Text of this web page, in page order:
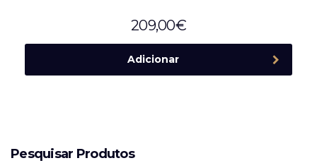
209,00€
Adicionar
Pesquisar Produtos